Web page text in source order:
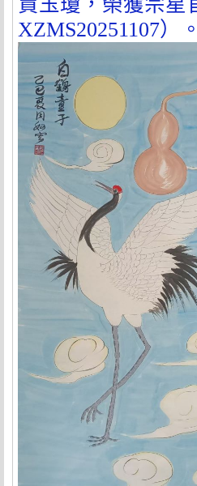
XZMS20251107）。